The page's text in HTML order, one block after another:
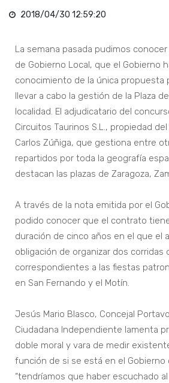
2018/04/30 12:59:20
La semana pasada pudimos
de Gobierno Local, que el Gobierno
conocimiento de la única propuesta
llevar a cabo la gestión de la Plaza
localidad. El adjudicatario del
Circuitos Taurinos S.L., propiedad
Carlos Zúñiga, que gestiona entre
repartidos por toda la geografía
destacan las plazas de Zaragoza,
A través de la nota emitida por el
podido conocer que el contrato
duración de cinco años en el que el
obligación de organizar dos corridas
correspondientes a las fiestas
en San Fernando y el Motín.
Jesús Mario Blasco, Concejal
Ciudadana Independiente lamenta
doble moral y vara de medir
función de si se está en el Gobierno
“tendríamos que haber escuchado